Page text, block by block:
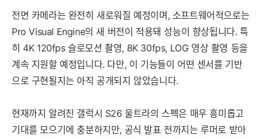
전면 카메라는 완전히 새로워질 예정이며, 소프트웨어적으로는
Pro Visual Engine의 새 버전이 적용돼 성능이 향상됩니다. 특
히 4K 120fps 슬로모션 촬영, 8K 30fps, LOG 영상 촬영 등을
계속 지원할 예정입니다. 다만, 이 기능들이 어떤 센서를 기반
으로 구현될지는 아직 공개되지 않았습니다.
현재까지 알려진 갤럭시 S26 울트라의 스펙은 매우 흥미롭고
기대를 모으기에 충분하지만, 공식 발표 전까지는 루머로 받아